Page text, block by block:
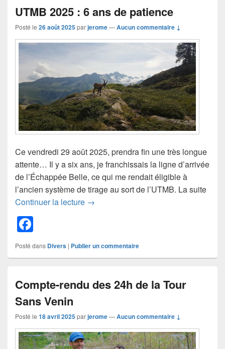
b
o
o
k
UTMB 2025 : 6 ans de patience
Posté le 26 août 2025parjerome—Aucun commentaire ↓
Ce vendredi 29 août 2025, prendra fin une très longue
attente… Il y a six ans, je franchissais la ligne d’arrivée
de l’Échappée Belle, ce qui me rendait éligible à
l’ancien système de tirage au sort de l’UTMB. La suite
Continuer la lecture UTMB 2025 : 6 ans de patience
→
a
c
b
o
o
k
Posté dans Divers | Publier un commentaire
Compte-rendu des 24h de la Tour
Sans Venin
Posté le 18 avril 2025parjerome—Aucun commentaire ↓